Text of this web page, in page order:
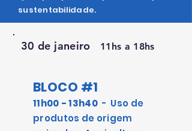
sustentabilidade.
30 de janeiro 11hs a 18hs
BLOCO #1
11h00 - 13h40- Uso de
produtos de origem